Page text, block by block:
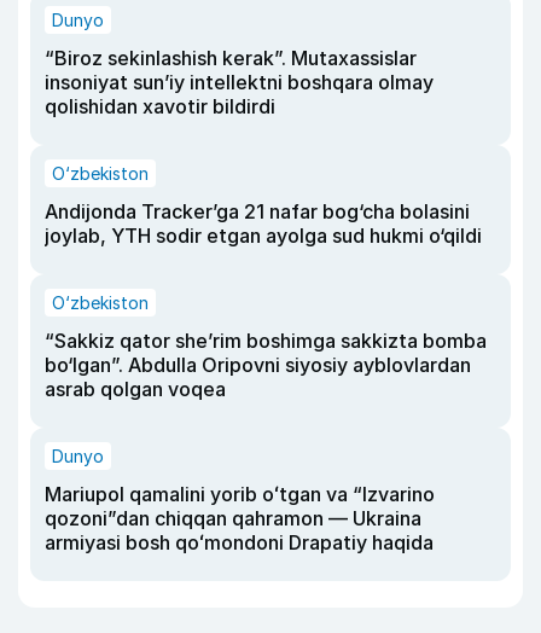
Dunyo
“Biroz sekinlashish kerak”. Mutaxassislar
insoniyat sun’iy intellektni boshqara olmay
qolishidan xavotir bildirdi
O‘zbekiston
Andijonda Tracker’ga 21 nafar bog‘cha bolasini
joylab, YTH sodir etgan ayolga sud hukmi o‘qildi
O‘zbekiston
“Sakkiz qator she’rim boshimga sakkizta bomba
bo‘lgan”. Abdulla Oripovni siyosiy ayblovlardan
asrab qolgan voqea
Dunyo
Mariupol qamalini yorib oʻtgan va “Izvarino
qozoni”dan chiqqan qahramon — Ukraina
armiyasi bosh qoʻmondoni Drapatiy haqida